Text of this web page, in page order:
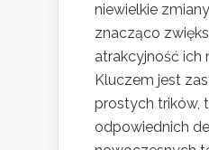
niewielkie
znacząco
atrakcyjność ich
Kluczem jest
prostych trików,
odpowiednich